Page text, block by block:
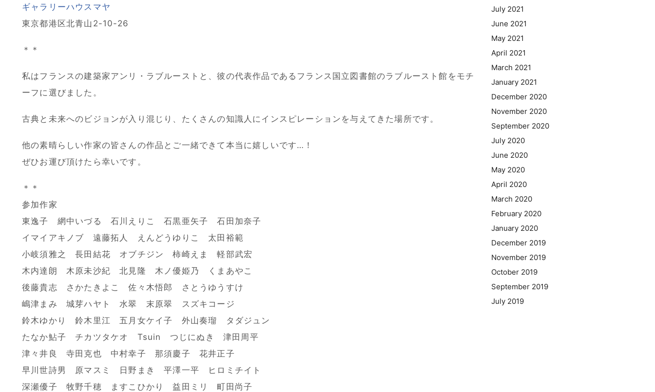
ギャラリーハウスマヤ
東京都港区北青山2-10-26
＊＊
私はフランスの建築家アンリ・ラブルーストと、彼の代表作品であるフランス国立図書館のラブルースト館をモチ
ーフに選びました。
古典と未来へのビジョンが入り混じり、たくさんの知識人にインスピレーションを与えてきた場所です。
他の素晴らしい作家の皆さんの作品とご一緒できて本当に嬉しいです…！
ぜひお運び頂けたら幸いです。
＊＊
参加作家
東逸子 網中いづる 石川えりこ 石黒亜矢子 石田加奈子
イマイアキノブ 遠藤拓人 えんどうゆりこ 太田裕範
小岐須雅之 長田結花 オブチジン 柿崎えま 軽部武宏
木内達朗 木原未沙紀 北見隆 木ノ優姫乃 くまあやこ
後藤貴志 さかたきよこ 佐々木悟郎 さとうゆうすけ
嶋津まみ 城芽ハヤト 水翠 末原翠 スズキコージ
鈴木ゆかり 鈴木里江 五月女ケイ子 外山奏瑠 タダジュン
たなか鮎子 チカツタケオ Tsuin つじにぬき 津田周平
津々井良 寺田克也 中村幸子 那須慶子 花井正子
早川世詩男 原マスミ 日野まき 平澤一平 ヒロミチイト
深瀬優子 牧野千穂 ますこひかり 益田ミリ 町田尚子
July 2021
June 2021
May 2021
April 2021
March 2021
January 2021
December 2020
November 2020
September 2020
July 2020
June 2020
May 2020
April 2020
March 2020
February 2020
January 2020
December 2019
November 2019
October 2019
September 2019
July 2019